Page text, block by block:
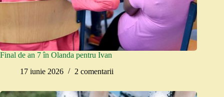
Final de an 7 în Olanda pentru Ivan
17 iunie 2026
2 comentarii